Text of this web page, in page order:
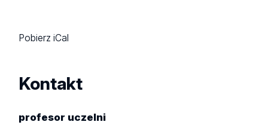
Pobierz iCal
Kontakt
profesor uczelni